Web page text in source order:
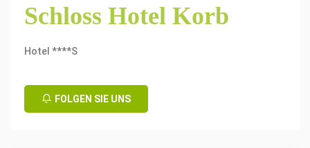
Schloss Hotel Korb
Hotel ****S
FOLGEN SIE UNS